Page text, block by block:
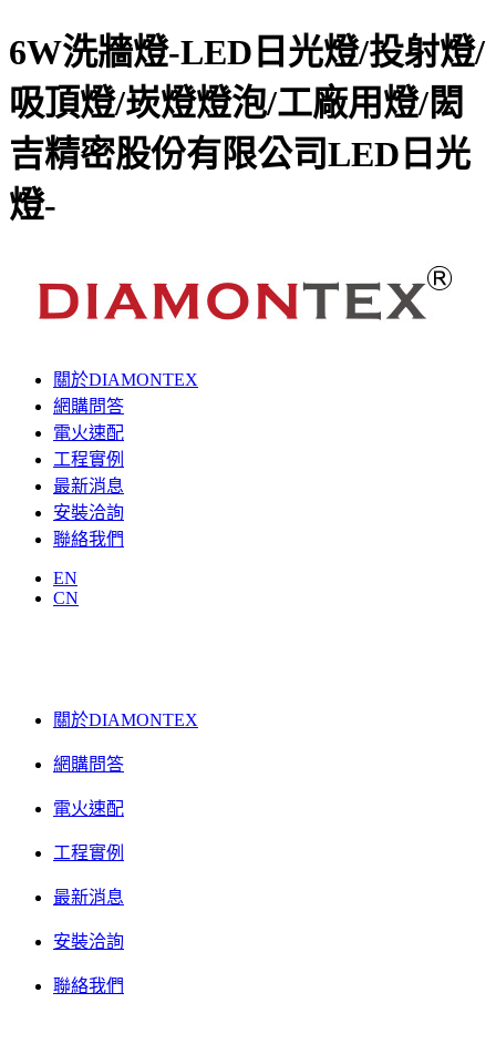
6W洗牆燈-LED日光燈/投射燈/
吸頂燈/崁燈燈泡/工廠用燈/閎
吉精密股份有限公司LED日光
燈-
關於DIAMONTEX
網購問答
電火速配
工程實例
最新消息
安裝洽詢
聯絡我們
EN
CN
關於DIAMONTEX
網購問答
電火速配
工程實例
最新消息
安裝洽詢
聯絡我們